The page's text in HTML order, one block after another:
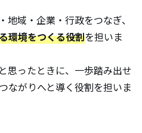
域・企業・行政をつなぎ、
環境をつくる役割を担いま
思ったときに、一歩踏み出せ
ながりへと導く役割を担いま